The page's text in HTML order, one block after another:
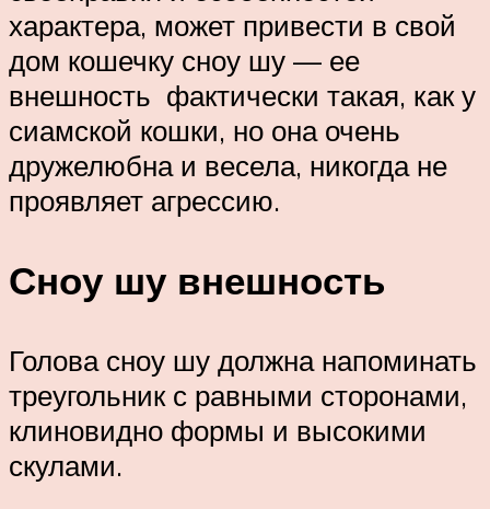
характера, может привести в свой
дом кошечку сноу шу — ее
внешность фактически такая, как у
сиамской кошки, но она очень
дружелюбна и весела, никогда не
проявляет агрессию.
Сноу шу внешность
Голова сноу шу должна напоминать
треугольник с равными сторонами,
клиновидно формы и высокими
скулами.